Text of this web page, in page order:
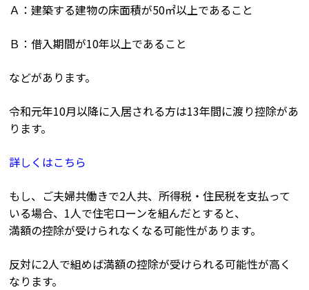
Ａ：建築する建物の床面積が50㎡以上であること
Ｂ：借入期間が10年以上であること
などがあります。
令和元年10月以降に入居される方は13年間に渡り控除があ
ります。
詳しくはこちら
もし、ご夫婦共働きで2人共、所得税・住民税を支払って
いる場合、1人で住宅ローンを組んだとすると、
満額の控除が受けられなくなる可能性があります。
反対に2人で組めば満額の控除が受けられる可能性が高く
なります。